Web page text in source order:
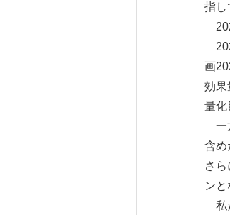
指し
画
効果
量化
一
含め
さ
ンと
私